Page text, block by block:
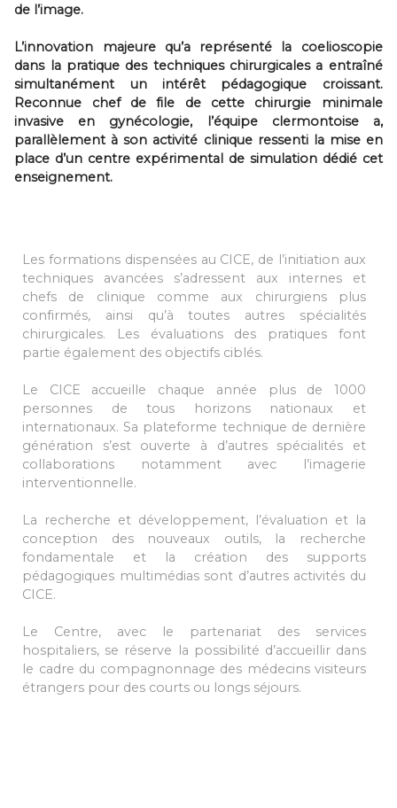
Theorical and live operative sessions
Training on live tissus and models
European Certification GESEA
Individual Training
According to your needs
Training and preparation for European
Pratique de la chirurgie sur simulateur
robotique
Infertility
Oncology
Ukrainian group
Hysteroscopy
Pratique de la chirurgie sur simulateur
robotique
We are ready to organize a course on your
À votre écoute pour réaliser votre projet :
secretariat@cice.fr
de l’image.
L’innovation majeure qu’a représenté la coelioscopie
dans la pratique des techniques chirurgicales a entraîné
simultanément un intérêt pédagogique croissant.
Reconnue chef de file de cette chirurgie minimale
invasive en gynécologie, l’équipe clermontoise a,
parallèlement à son activité clinique ressenti la mise en
place d’un centre expérimental de simulation dédié cet
enseignement.
Les formations dispensées au CICE, de l’initiation aux
techniques avancées s’adressent aux internes et
chefs de clinique comme aux chirurgiens plus
confirmés, ainsi qu’à toutes autres spécialités
chirurgicales. Les évaluations des pratiques font
partie également des objectifs ciblés.
Le CICE accueille chaque année plus de 1000
personnes de tous horizons nationaux et
internationaux. Sa plateforme technique de dernière
génération s’est ouverte à d’autres spécialités et
collaborations notamment avec l’imagerie
interventionnelle.
La recherche et développement, l’évaluation et la
conception des nouveaux outils, la recherche
fondamentale et la création des supports
pédagogiques multimédias sont d’autres activités du
CICE.
Le Centre, avec le partenariat des services
hospitaliers, se réserve la possibilité d’accueillir dans
le cadre du compagnonnage des médecins visiteurs
étrangers pour des courts ou longs séjours.